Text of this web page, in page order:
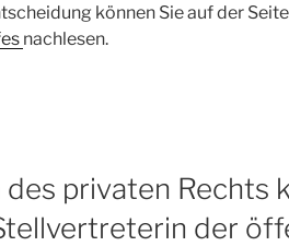
können Sie auf der
nachlesen.
des privaten Rechts
der